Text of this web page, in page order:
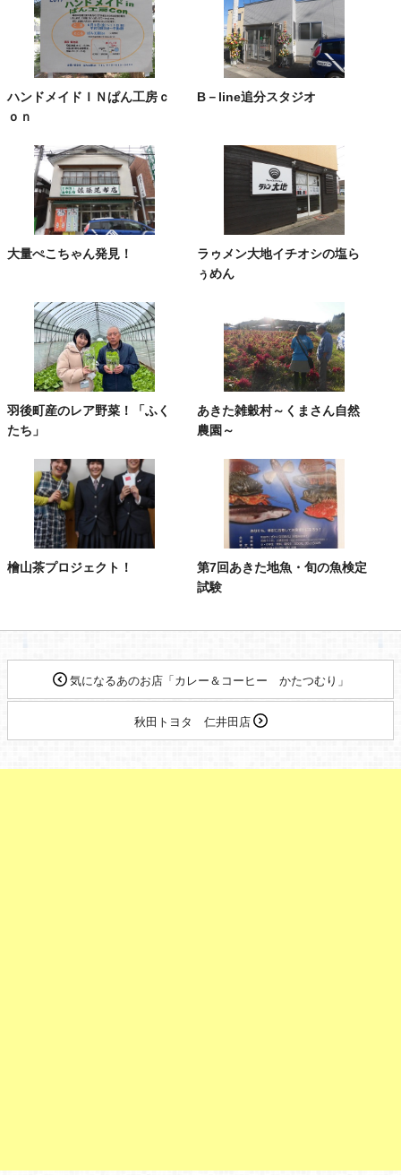
ハンドメイドＩＮぱん工房ｃ
ｏｎ
B－line追分スタジオ
大量ぺこちゃん発見！
ラゥメン大地イチオシの塩ら
ぅめん
羽後町産のレア野菜！「ふく
たち」
あきた雑穀村～くまさん自然
農園～
檜山茶プロジェクト！
第7回あきた地魚・旬の魚検定
試験
気になるあのお店「カレー＆コーヒー かたつむり」
秋田トヨタ 仁井田店